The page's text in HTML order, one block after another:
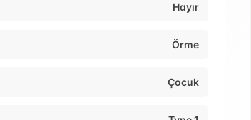
Hayır
Örme
Çocuk